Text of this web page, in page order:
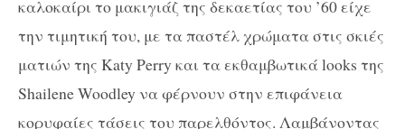
καλοκαίρι το μακιγιάζ της δεκαετίας του ’60 είχε
την τιμητική του, με τα παστέλ χρώματα στις σκιές
ματιών της Katy Perry και τα εκθαμβωτικά looks της
Shailene Woodley να φέρνουν στην επιφάνεια
κορυφαίες τάσεις του παρελθόντος. Λαμβάνοντας